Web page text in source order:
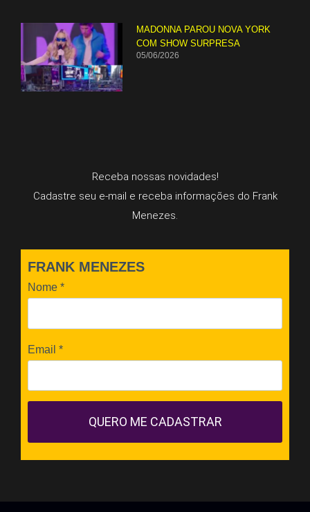
MADONNA PAROU NOVA YORK
COM SHOW SURPRESA
05/06/2026
Receba nossas novidades!
Cadastre seu e-mail e receba informações do Frank
Menezes.
FRANK MENEZES
Nome *
Email *
QUERO ME CADASTRAR